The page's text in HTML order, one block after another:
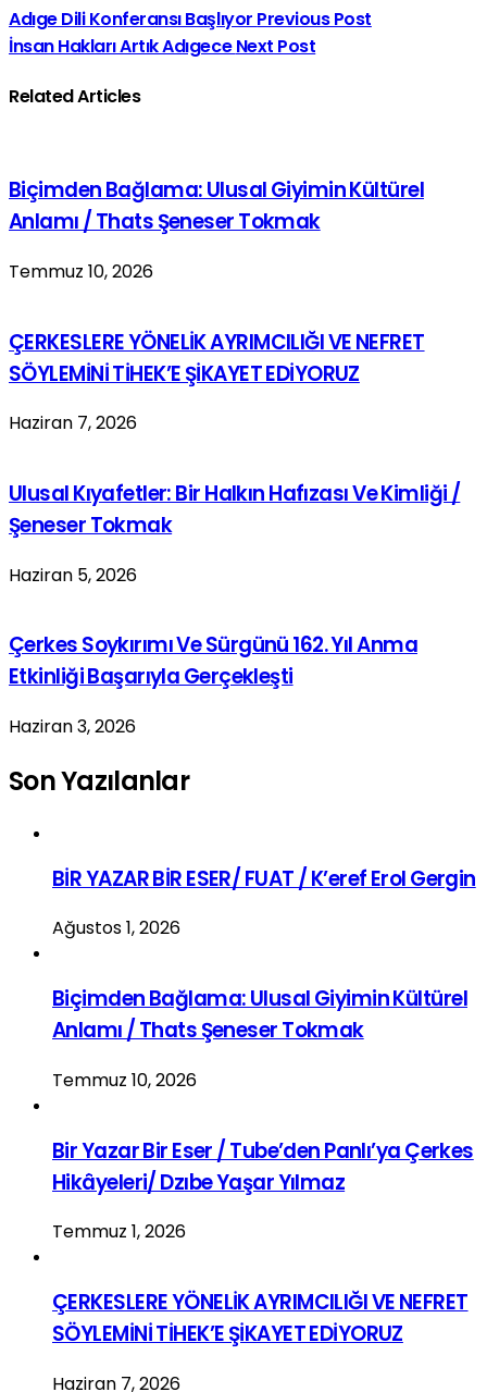
Adıge Dili Konferansı Başlıyor Previous Post
İnsan Hakları Artık AdıgeceNext Post
Related Articles
Biçimden Bağlama: Ulusal Giyimin Kültürel
Anlamı / Thats Şeneser Tokmak
Temmuz 10, 2026
ÇERKESLERE YÖNELİK AYRIMCILIĞI VE NEFRET
SÖYLEMİNİ TİHEK’E ŞİKAYET EDİYORUZ
Haziran 7, 2026
Ulusal Kıyafetler: Bir Halkın Hafızası Ve Kimliği /
Şeneser Tokmak
Haziran 5, 2026
Çerkes Soykırımı Ve Sürgünü 162. Yıl Anma
Etkinliği Başarıyla Gerçekleşti
Haziran 3, 2026
Son Yazılanlar
BİR YAZAR BİR ESER/ FUAT / K’eref Erol Gergin
Ağustos 1, 2026
Biçimden Bağlama: Ulusal Giyimin Kültürel
Anlamı / Thats Şeneser Tokmak
Temmuz 10, 2026
Bir Yazar Bir Eser / Tube’den Panlı’ya Çerkes
Hikâyeleri/ Dzıbe Yaşar Yılmaz
Temmuz 1, 2026
ÇERKESLERE YÖNELİK AYRIMCILIĞI VE NEFRET
SÖYLEMİNİ TİHEK’E ŞİKAYET EDİYORUZ
Haziran 7, 2026